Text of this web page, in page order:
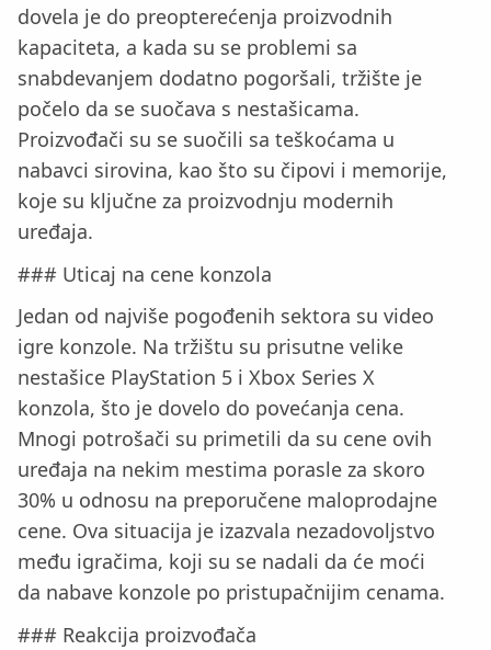
dovela je do preopterećenja proizvodnih
kapaciteta, a kada su se problemi sa
snabdevanjem dodatno pogoršali, tržište je
počelo da se suočava s nestašicama.
Proizvođači su se suočili sa teškoćama u
nabavci sirovina, kao što su čipovi i memorije,
koje su ključne za proizvodnju modernih
uređaja.
### Uticaj na cene konzola
Jedan od najviše pogođenih sektora su video
igre konzole. Na tržištu su prisutne velike
nestašice PlayStation 5 i Xbox Series X
konzola, što je dovelo do povećanja cena.
Mnogi potrošači su primetili da su cene ovih
uređaja na nekim mestima porasle za skoro
30% u odnosu na preporučene maloprodajne
cene. Ova situacija je izazvala nezadovoljstvo
među igračima, koji su se nadali da će moći
da nabave konzole po pristupačnijim cenama.
### Reakcija proizvođača